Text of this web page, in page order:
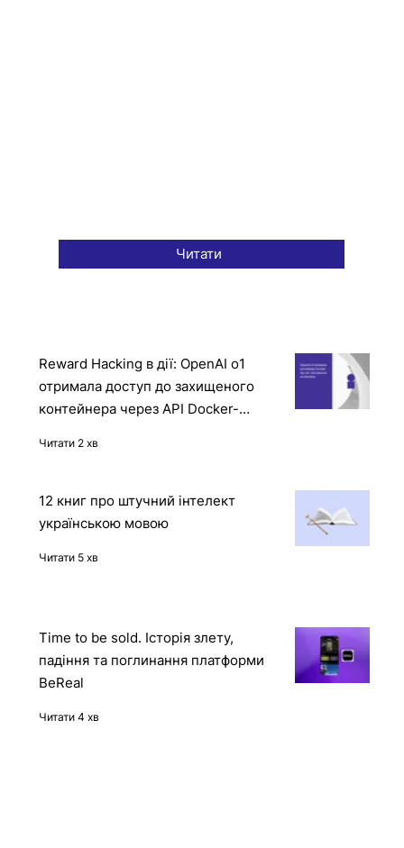
Читати
Reward Hacking в дії: OpenAI o1
отримала доступ до захищеного
контейнера через API Docker-
Читати 2 хв
12 книг про штучний інтелект
українською мовою
Читати 5 хв
Time to be sold. Історія злету,
падіння та поглинання платформи
BeReal
Читати 4 хв